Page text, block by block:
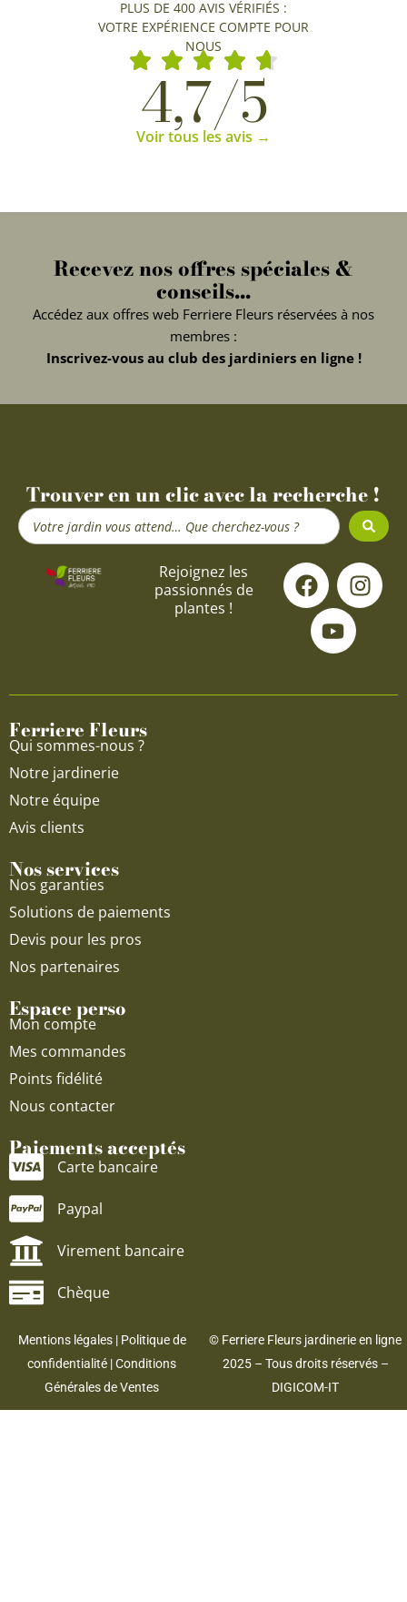
PLUS DE 400 AVIS VÉRIFIÉS :
VOTRE EXPÉRIENCE COMPTE POUR
NOUS
4,7/5
Voir tous les avis →
Recevez nos offres spéciales &
conseils...
Accédez aux offres web Ferriere Fleurs réservées à nos
membres :
Inscrivez-vous au club des jardiniers en ligne !
Trouver en un clic avec la recherche !
Search
...
Rejoignez les
passionnés de
plantes !
F
a
c
e
o
I
n
s
g
Y
o
u
t
u
b
Ferriere Fleurs
Qui sommes-nous ?
Notre jardinerie
Notre équipe
Avis clients
Nos services
Nos garanties
Solutions de paiements
Devis pour les pros
Nos partenaires
Espace perso
Mon compte
Mes commandes
Points fidélité
Nous contacter
Paiements acceptés
Carte bancaire
Paypal
Virement bancaire
Chèque
Mentions légales| Politique de
confidentialité |Conditions
Générales de Ventes
© Ferriere Fleurs jardinerie en ligne
2025 – Tous droits réservés –
DIGICOM-IT